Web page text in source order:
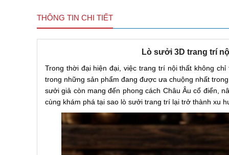
THÔNG TIN CHI TIẾT
Lò sưởi 3D trang trí
Trong thời đại hiện đại, việc trang trí nội thất không
trong những sản phẩm đang được ưa chuộng nhất
sưởi giả còn mang đến phong cách Châu Âu cổ điển,
cùng khám phá tại sao lò sưởi trang trí lại trở thành xu